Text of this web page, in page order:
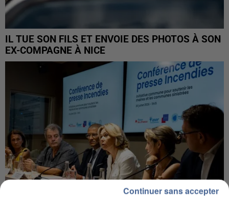
IL TUE SON FILS ET ENVOIE DES PHOTOS À SON
EX-COMPAGNE À NICE
Continuer sans accepter